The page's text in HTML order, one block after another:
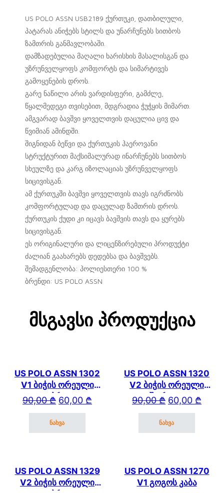
US POLO ASSN USB2189 ქურთუკი, დათბილული,
პატარას ანიჭებს სტილს და უნარჩუნებს სითბოს
ზამთრის განმავლობაში.
დამზადებულია მაღალი ხარისხის მასალისგან და
უზრუნველყოფს კომფორტს და სიმარტივეს
გამოყენების დროს.
გარე ნაწილი არის ვარდისფერი, გამძლე,
წყალმედეგი თვისებით, მდგრადია ჭუჭყის მიმართ.
ამგვარად ბავშვი ყოველთვის დაცულია ცივ და
წვიმიან ამინდში.
შიგნიდან ბეწვი და ქურთუკის ჰაეროვანი
სტრუქტურით მაქსიმალურად ინარჩუნებს სითბოს
სხეულზე და კარგ იზოლაციას უზრუნველყოფს
სიცივისგან.
ამ ქურთუკში ბავშვი ყოველთვის თავს იგრძნობს
კომფორტულად და დაცულად ზამთრის დროს.
ქურთუკის ქუდი კი იცავს ბავშვის თავს და ყურებს
სიცივისგან.
ეს ორიგინალური და ლიცენზირებული პროდუქტი
ძალიან გაახარებს დედებსა და ბავშვებს.
შემადგენლობა: პოლიესთერი 100 %
ბრენდი: US POLO ASSN
Მსგავსი Პროდუქცია
US POLO ASSN 1302
V1 ბიჭის ორეული
კაპრით
90,00₾ Original price was: 90,00 ₾.
60,00 ₾
Current price is: 60,00 ₾.
ნახვა
US POLO ASSN 1320
V2 ბიჭის ორეული
შორტით
90,00₾ Original price
60,00 ₾
Current price is:
ნახვა
US POLO ASSN 1329
V2 ბიჭის ორეული
US POLO ASSN 1270
V1 გოგოს კაბა